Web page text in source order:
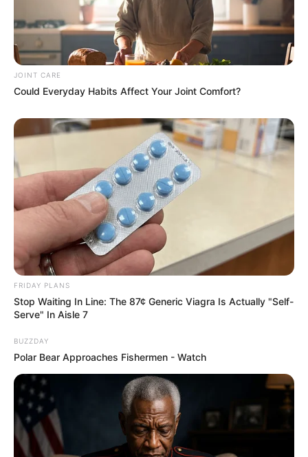
All Along
BRAINBERRIES
90s Hair Trends That Screamed "Please Don't Try"
BRAINBERRIES
JOINT CARE
Could Everyday Habits Affect Your Joint Comfort?
FRIDAY PLANS
Stop Waiting In Line: The 87¢ Generic Viagra Is Actually "Self-
Serve" In Aisle 7
BUZZDAY
Polar Bear Approaches Fishermen - Watch